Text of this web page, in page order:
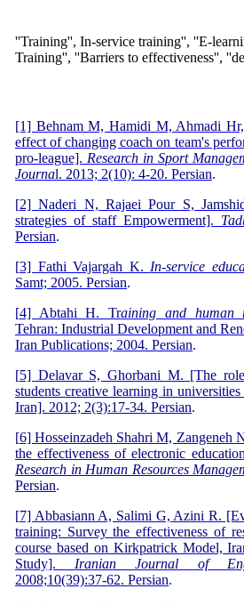
''Training'', In-service training'', ''E-
Training'', ''Barriers to effectiveness'',
[1] Behnam M, Hamidi M, Ahmadi
effect of changing coach on team's
pro-league]. Research in Sport
Journal. 2013; 2(10): 4-20. Persian.
[2] Naderi N, Rajaei Pour S,
strategies of staff Empowerment].
Persian.
[3] Fathi Vajargah K. In-service
Samt; 2005. Persian.
[4] Abtahi H. Training and human
Tehran: Industrial Development and
Iran Publications; 2004. Persian.
[5] Delavar S, Ghorbani M. [The
students creative learning in
Iran]­. 2012; 2(3):17-34. Persian.
[6] Hosseinzadeh Shahri M, Zangeneh
the effectiveness of electronic
Research in Human Resources
Persian.
[7] Abbasiann A, Salimi G, Azini R.
training: Survey the effectiveness of
course based on Kirkpatrick Model,
Study]. Iranian Journal of
2008;10(39):37-62. Persian.